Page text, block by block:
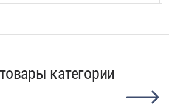
категории